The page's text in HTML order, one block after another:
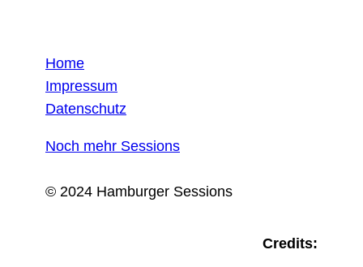
Home
Impressum
Datenschutz
Noch mehr Sessions
© 2024 Hamburger Sessions
Credits: